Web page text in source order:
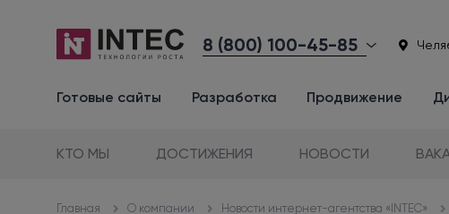
8 (800) 100-45-85
Готовые сайты Разработка Продвижение
КТО МЫ ДОСТИЖЕНИЯ НОВОСТИ
Главная О компании Новости интернет-агентства «INTEC»